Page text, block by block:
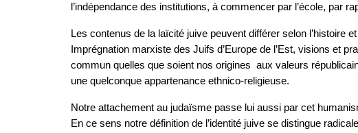
l’indépendance des institutions, à commencer par l’école, par
Les contenus de la laïcité juive peuvent différer selon l’histoire
Imprégnation marxiste des Juifs d’Europe de l’Est, visions et
commun quelles que soient nos origines aux valeurs
une quelconque appartenance ethnico-religieuse.
Notre attachement au judaïsme passe lui aussi par cet
En ce sens notre définition de l’identité juive se distingue